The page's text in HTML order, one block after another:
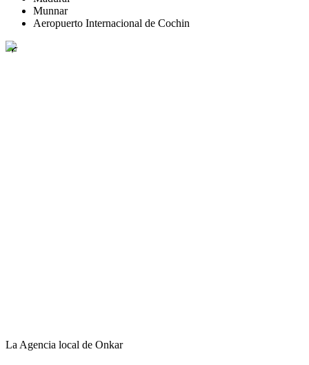
Munnar
Aeropuerto Internacional de Cochin
La Agencia local de Onkar